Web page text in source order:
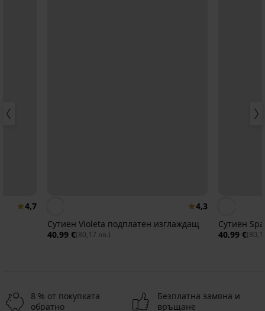
4,7
4,3
Сутиен Violeta подплатен изглаждащ
40,99 €(80,17 лв.)
Сутиен
40,99 €
8 % от покупката
обратно
Безплатна замяна и
връщане